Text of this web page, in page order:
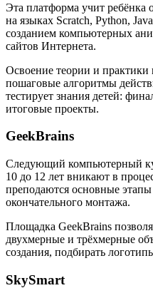
Эта платформа учит ребёнка
на языках Scratch, Python,
созданием компьютерных
сайтов Интернета.
Освоение теории и практики
пошаговые алгоритмы
тестирует знания детей:
итоговые проекты.
GeekBrains
Следующий компьютерный
10 до 12 лет вникают в
преподаются основные этапы
окончательного монтажа.
Площадка GeekBrains
двухмерные и трёхмерные
создания, подбирать
SkySmart